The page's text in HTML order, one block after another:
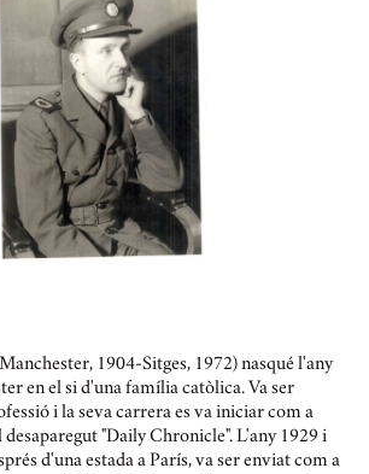
1904-Sitges, 1972) nasqué l'any
en el si d'una família catòlica. Va ser
i la seva carrera es va iniciar com a
desaparegut "Daily Chronicle". L'any 1929 i
d'una estada a París, va ser enviat com a